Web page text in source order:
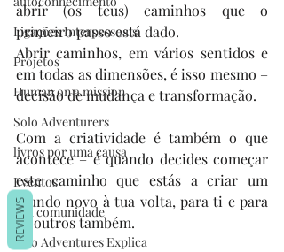
Ligações Interpessoais
Projetos
Human on a mission
Solo Adventurers
livros por uma causa
Eventos
Sua comunidade
Solo Adventures Explica
abrir (os teus) caminhos que o
primeiro passo está dado.
Abrir caminhos, em vários sentidos e
em todas as dimensões, é isso mesmo –
decisão de mudança e transformação.
Com a criatividade é também o que
acontece – é quando decides começar
este caminho que estás a criar um
mundo novo à tua volta, para ti e para
os outros também.
REVIEWS